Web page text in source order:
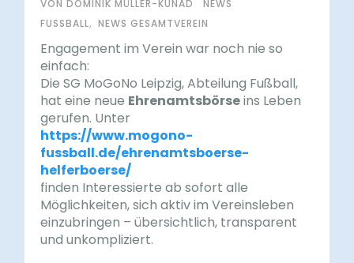
VON DOMINIK MÜLLER-KUNAD
NEWS
FUSSBALL , NEWS GESAMTVEREIN
Engagement im Verein war noch nie so
einfach:
Die SG MoGoNo Leipzig, Abteilung Fußball,
hat eine neue Ehrenamtsbörseins Leben
gerufen. Unter
https://www.mogono-
fussball.de/ehrenamtsboerse-
helferboerse/
finden Interessierte ab sofort alle
Möglichkeiten, sich aktiv im Vereinsleben
einzubringen – übersichtlich, transparent
und unkompliziert.